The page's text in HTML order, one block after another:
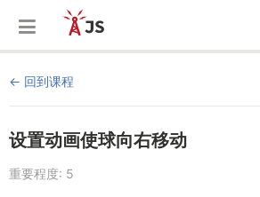
回到课程
设置动画使球向右移动
重要程度: 5